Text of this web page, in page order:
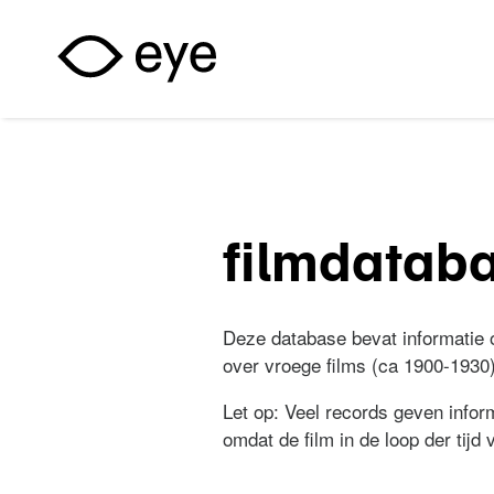
Deze database bevat
over vroege films (ca 1900-
Let op: Veel records geven
omdat de film in de loop der tijd